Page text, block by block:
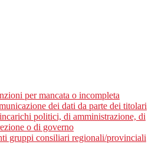
per mancata o incompleta
dei dati da parte dei titolari
politici, di amministrazione, di
o di governo
gruppi consiliari regionali/provinciali